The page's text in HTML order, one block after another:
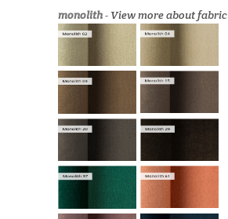
monolith- View more about fabric